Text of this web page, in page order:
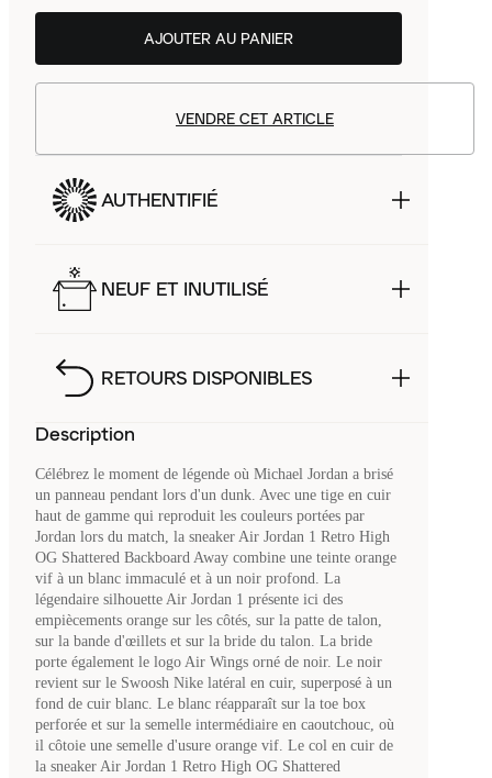
AJOUTER AU PANIER
VENDRE CET ARTICLE
AUTHENTIFIÉ
NEUF ET INUTILISÉ
RETOURS DISPONIBLES
Description
Célébrez le moment de légende où Michael Jordan a brisé
un panneau pendant lors d'un dunk. Avec une tige en cuir
haut de gamme qui reproduit les couleurs portées par
Jordan lors du match, la sneaker Air Jordan 1 Retro High
OG Shattered Backboard Away combine une teinte orange
vif à un blanc immaculé et à un noir profond. La
légendaire silhouette Air Jordan 1 présente ici des
empiècements orange sur les côtés, sur la patte de talon,
sur la bande d'œillets et sur la bride du talon. La bride
porte également le logo Air Wings orné de noir. Le noir
revient sur le Swoosh Nike latéral en cuir, superposé à un
fond de cuir blanc. Le blanc réapparaît sur la toe box
perforée et sur la semelle intermédiaire en caoutchouc, où
il côtoie une semelle d'usure orange vif. Le col en cuir de
la sneaker Air Jordan 1 Retro High OG Shattered